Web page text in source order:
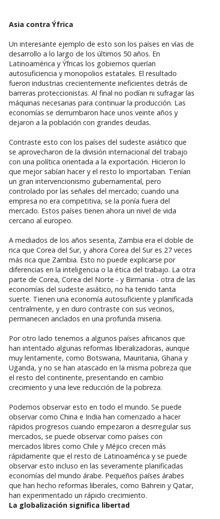
Asia contra Ýfrica
Un interesante ejemplo de esto son los países en vías de
desarrollo a lo largo de los últimos 50 años. En
Latinoamérica y Ýfricas los gobiernos querían
autosuficiencia y monopolios estatales. El resultado
fueron industrias crecientemente ineficientes detrás de
barreras proteccionistas. Al final no podían ni sufragar las
máquinas necesarias para continuar la producción. Las
economías se derrumbaron hace unos veinte años y
dejaron a la población con grandes deudas.
Contraste esto con los países del sudeste asiático que
se aprovecharon de la división internacional del trabajo
con una política orientada a la exportación. Hicieron lo
que mejor sabían hacer y el resto lo importaban. Tenían
un gran intervencionismo gubernamental, pero
controlado por las señales del mercado; cuando una
empresa no era competitiva, se la ponía fuera del
mercado. Estos países tienen ahora un nivel de vida
cercano al europeo.
A mediados de los años sesenta, Zambia era el doble de
rica que Corea del Sur, y ahora Corea del Sur es 27 veces
más rica que Zambia. Esto no puede explicarse por
diferencias en la inteligencia o la ética del trabajo. La otra
parte de Corea, Corea del Norte - y Birmania - otra de las
economías del sudeste asiático, no ha tenido tanta
suerte. Tienen una economía autosuficiente y planificada
centralmente, y en duro contraste con sus vecinos,
permanecen anclados en una profunda miseria.
Por otro lado tenemos a algunos países africanos que
han intentado algunas reformas liberalizadoras, aunque
muy lentamente, como Botswana, Mauritania, Ghana y
Uganda, y no se han atascado en la misma pobreza que
el resto del continente, presentando en cambio
crecimiento y una leve reducción de la pobreza.
Podemos observar esto en todo el mundo. Se puede
observar como China e India han comenzado a hacer
rápidos progresos cuando empezaron a desrregular sus
mercados, se puede observar como países con
mercados libres como Chile y Méjico crecen más
rápidamente que el resto de Latinoamérica y se puede
observar esto incluso en las severamente planificadas
economías del mundo árabe. Pequeños países árabes
que han hecho reformas liberales, como Bahrein y Qatar,
han experimentado un rápido crecimiento.
La globalización significa libertad